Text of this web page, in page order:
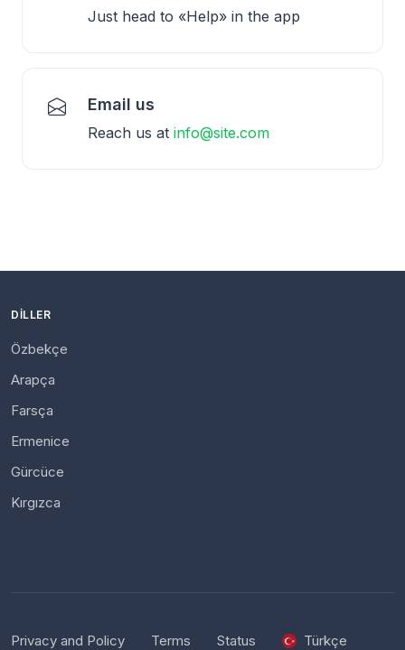
Just head to «Help» in the app
Email us
Reach us at info@site.com
DILLER
Özbekçe
Arapça
Farsça
Ermenice
Gürcüce
Kırgızca
Privacy and Policy Terms Status Türkçe